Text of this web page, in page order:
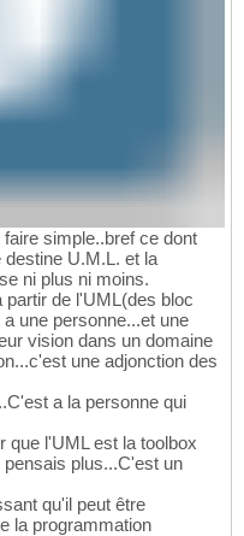
simple..bref ce dont
U.M.L. et la
ni plus ni moins.
de l'UML(des bloc
une personne...et une
vision dans un domaine
une adjonction des
a la personne qui
que l'UML est la toolbox
plus...C'est un
qu'il peut être
la programmation